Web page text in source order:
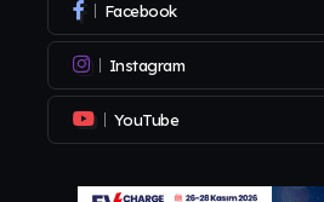
Facebook
Instagram
YouTube